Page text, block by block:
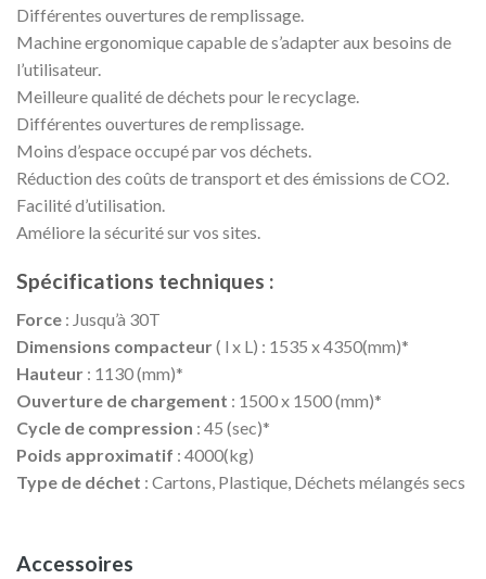
Différentes ouvertures de remplissage.
Machine ergonomique capable de s’adapter aux besoins de
l’utilisateur.
Meilleure qualité de déchets pour le recyclage.
Différentes ouvertures de remplissage.
Moins d’espace occupé par vos déchets.
Réduction des coûts de transport et des émissions de CO2.
Facilité d’utilisation.
Améliore la sécurité sur vos sites.
Spécifications techniques :
Force : Jusqu’à 30T
Dimensions compacteur( l x L) : 1535 x 4350(mm)*
Hauteur : 1130 (mm)*
Ouverture de chargement : 1500 x 1500 (mm)*
Cycle de compression : 45 (sec)*
Poids approximatif : 4000(kg)
Type de déchet : Cartons, Plastique, Déchets mélangés secs
Accessoires